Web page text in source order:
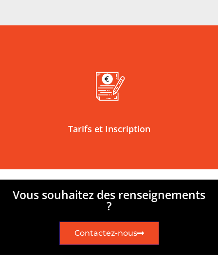
Tarifs et Inscription
Vous souhaitez des renseignements
?
Contactez-nous